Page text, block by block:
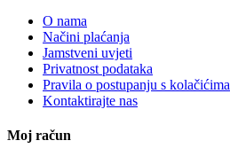
O nama
Načini plaćanja
Jamstveni uvjeti
Privatnost podataka
Pravila o postupanju s kolačićima
Kontaktirajte nas
Moj račun